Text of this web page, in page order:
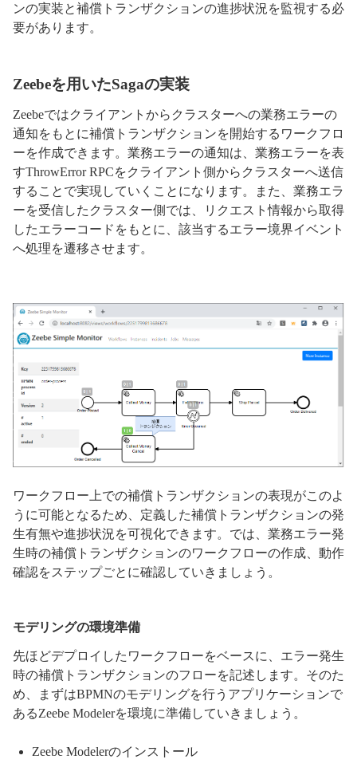
ンの実装と補償トランザクションの進捗状況を監視する必
要があります。
Zeebeを用いたSagaの実装
Zeebeではクライアントからクラスターへの業務エラーの
通知をもとに補償トランザクションを開始するワークフロ
ーを作成できます。業務エラーの通知は、業務エラーを表
すThrowError RPCをクライアント側からクラスターへ送信
することで実現していくことになります。また、業務エラ
ーを受信したクラスター側では、リクエスト情報から取得
したエラーコードをもとに、該当するエラー境界イベント
へ処理を遷移させます。
ワークフロー上での補償トランザクションの表現がこのよ
うに可能となるため、定義した補償トランザクションの発
生有無や進捗状況を可視化できます。では、業務エラー発
生時の補償トランザクションのワークフローの作成、動作
確認をステップごとに確認していきましょう。
モデリングの環境準備
先ほどデプロイしたワークフローをベースに、エラー発生
時の補償トランザクションのフローを記述します。そのた
め、まずはBPMNのモデリングを行うアプリケーションで
あるZeebe Modelerを環境に準備していきましょう。
Zeebe Modelerのインストール